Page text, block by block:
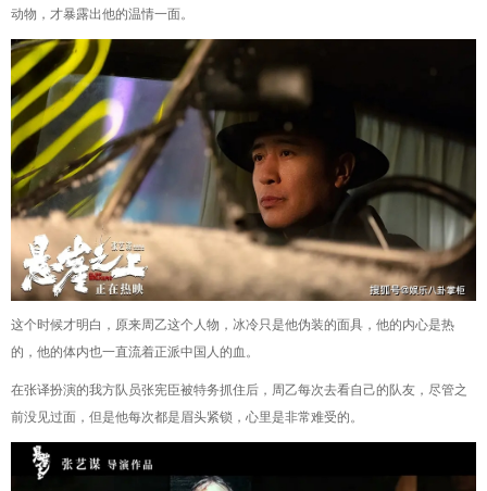
动物，才暴露出他的温情一面。
这个时候才明白，原来周乙这个人物，冰冷只是他伪装的面具，他的内心是热
的，他的体内也一直流着正派中国人的血。
在张译扮演的我方队员张宪臣被特务抓住后，周乙每次去看自己的队友，尽管之
前没见过面，但是他每次都是眉头紧锁，心里是非常难受的。